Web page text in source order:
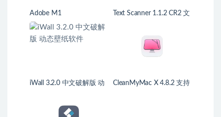
Adobe M1
Text Scanner 1.1.2 CR2 文
iWall 3.2.0 中文破解版 动
CleanMyMac X 4.8.2 支持